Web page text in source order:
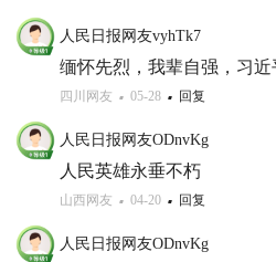
人民日报网友vyhTk7
缅怀先烈，我辈自强，习
四川网友 05-28 回复
人民日报网友ODnvKg
人民英雄永垂不朽
山西网友 04-20 回复
人民日报网友ODnvKg